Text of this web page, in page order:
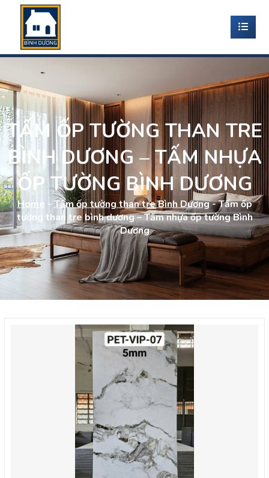
TẤM ỐP TƯỜNG THAN TRE
BÌNH DƯƠNG – TẤM NHỰA
ỐP TƯỜNG BÌNH DƯƠNG
Home -Tấm ốp tường than tre Bình Dương-Tấm ốp
tường than tre bình dương – Tấm nhựa ốp tường Bình
Dương